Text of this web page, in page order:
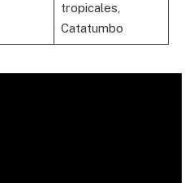
tropicales,
Catatumbo